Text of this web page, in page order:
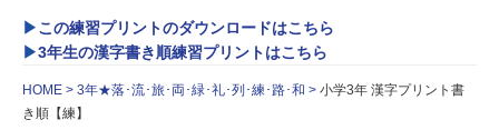
この練習プリントのダウンロードはこちら
3年生の漢字書き順練習プリントはこちら
HOME 3年★落･流･旅･両･緑･礼･列･練･路･和
小学3年 漢字プリント書
き順【練】